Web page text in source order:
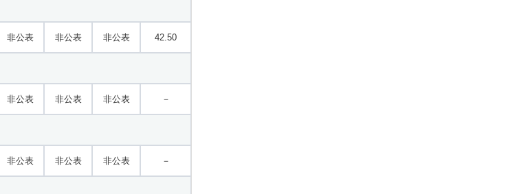
非公表 非公表 非公表 42.50
非公表 非公表 非公表 －
非公表 非公表 非公表 －